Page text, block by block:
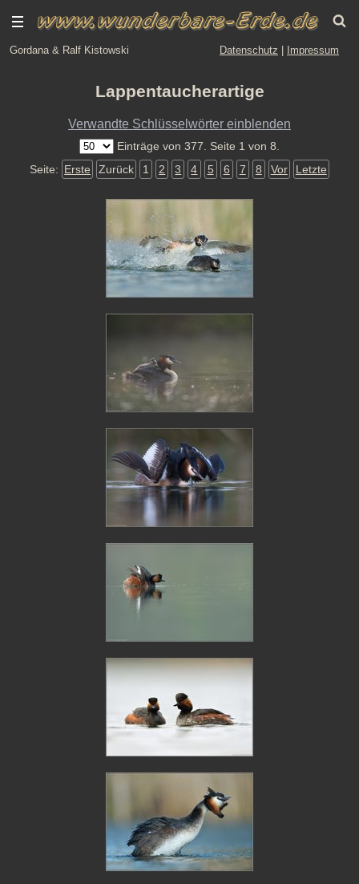
Gordana & Ralf Kistowski Datenschutz Impressum
Lappentaucherartige
Verwandte Schlüsselwörter einblenden
Einträge von 377. Seite 1 von 8.
Seite: Erste Zurück 1 2 3 4 5 6 7 8 Vor Letzte